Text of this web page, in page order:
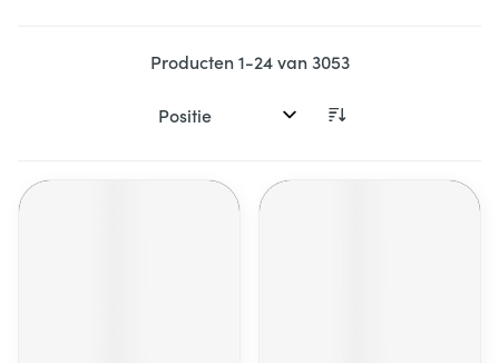
Producten1-24van3053
Sorteer op: